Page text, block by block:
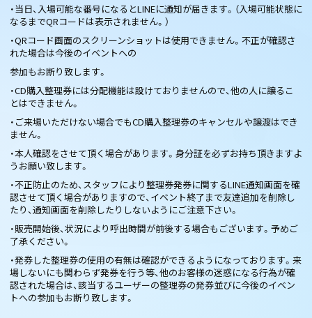
・当日、入場可能な番号になるとLINEに通知が届きます。（入場可能状態に
なるまでQRコードは表示されません。）
・QRコード画面のスクリーンショットは使用できません。不正が確認さ
れた場合は今後のイベントへの
参加もお断り致します。
・CD購入整理券には分配機能は設けておりませんので、他の人に譲るこ
とはできません。
・ご来場いただけない場合でもCD購入整理券のキャンセルや譲渡はでき
ません。
・本人確認をさせて頂く場合があります。身分証を必ずお持ち頂きますよ
うお願い致します。
・不正防止のため、スタッフにより整理券発券に関するLINE通知画面を確
認させて頂く場合がありますので、イベント終了まで友達追加を削除し
たり、通知画面を削除したりしないようにご注意下さい。
・販売開始後、状況により呼出時間が前後する場合もございます。予めご
了承ください。
・発券した整理券の使用の有無は確認ができるようになっております。来
場しないにも関わらず発券を行う等、他のお客様の迷惑になる行為が確
認された場合は、該当するユーザーの整理券の発券並びに今後のイベン
トへの参加もお断り致します。